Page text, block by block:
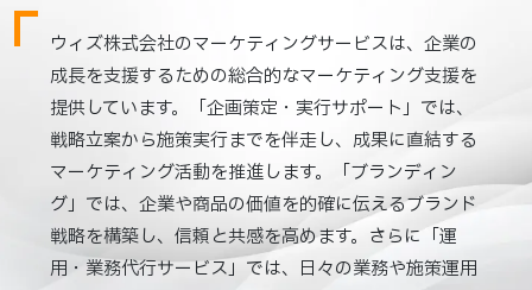
ウィズ株式会社のマーケティングサービスは、企業の
成長を支援するための総合的なマーケティング支援を
提供しています。「企画策定・実行サポート」では、
戦略立案から施策実行までを伴走し、成果に直結する
マーケティング活動を推進します。「ブランディン
グ」では、企業や商品の価値を的確に伝えるブランド
戦略を構築し、信頼と共感を高めます。さらに「運
用・業務代行サービス」では、日々の業務や施策運用